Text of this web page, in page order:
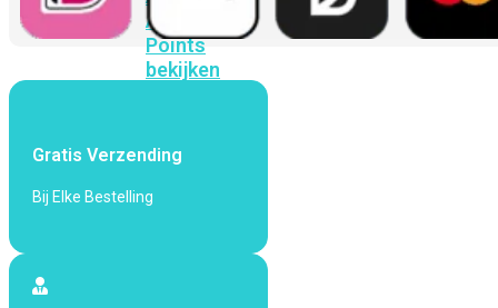
Access
Points
bekijken
Generatie
Wi-
Gratis Verzending
Bij Elke Bestelling